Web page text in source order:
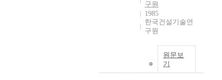
구원
1985
한국건설기술연
구원
원문보
기